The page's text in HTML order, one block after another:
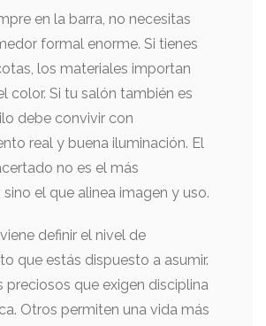
en la barra, no necesitas
formal enorme. Si tienes
los materiales importan
color. Si tu salón también es
debe convivir con
real y buena iluminación. El
no es el más
sino el que alinea imagen y uso.
definir el nivel de
que estás dispuesto a asumir.
preciosos que exigen disciplina
Otros permiten una vida más